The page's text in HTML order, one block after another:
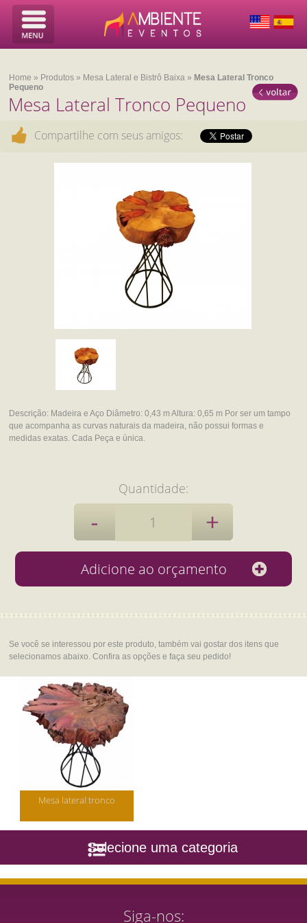
Home » Produtos » Mesa Lateral e Bistrô Baixa » Mesa Lateral Tronco
Pequeno
Mesa Lateral Tronco Pequeno
Compartilhe com seus amigos:
Descrição: Madeira e Aço Diâmetro: 0,43 m Altura: 0,65 m Por ser um tampo
que acompanha as curvas naturais da madeira, não possui formas e
medidas exatas. Cada Peça e única.
Quantidade:
Se você se interessou por este produto, também vai gostar dos itens que
selecionamos abaixo. Confira as opções e faça seu pedido!
Mesa lateral tronco
Selecione uma categoria
Siga-nos